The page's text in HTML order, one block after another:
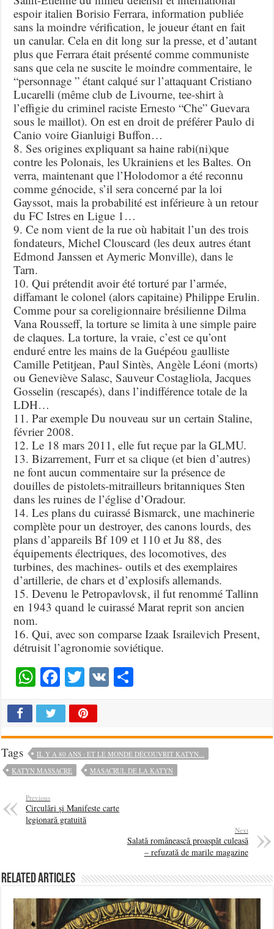
espoir italien Borisio Ferrara, information publiée
sans la moindre vérification, le joueur étant en fait
un canular. Cela en dit long sur la presse, et d’autant
plus que Ferrara était présenté comme communiste
sans que cela ne suscite le moindre commentaire, le
“personnage ” étant calqué sur l’attaquant Cristiano
Lucarelli (même club de Livourne, tee-shirt à
l’effigie du criminel raciste Ernesto “Che” Guevara
sous le maillot). On est en droit de préférer Paulo di
Canio voire Gianluigi Buffon…
8. Ses origines expliquant sa haine rabi(ni)que
contre les Polonais, les Ukrainiens et les Baltes. On
verra, maintenant que l’Holodomor a été reconnu
comme génocide, s’il sera concerné par la loi
Gayssot, mais la probabilité est inférieure à un retour
du FC Istres en Ligue 1…
9. Ce nom vient de la rue où habitait l’un des trois
fondateurs, Michel Clouscard (les deux autres étant
Edmond Janssen et Aymeric Monville), dans le
Tarn.
10. Qui prétendit avoir été torturé par l’armée,
diffamant le colonel (alors capitaine) Philippe Erulin.
Comme pour sa coreligionnaire brésilienne Dilma
Vana Rousseff, la torture se limita à une simple paire
de claques. La torture, la vraie, c’est ce qu’ont
enduré entre les mains de la Guépéou gaulliste
Camille Petitjean, Paul Sintès, Angèle Léoni (morts)
ou Geneviève Salasc, Sauveur Costagliola, Jacques
Gosselin (rescapés), dans l’indifférence totale de la
LDH…
11. Par exemple Du nouveau sur un certain Staline,
février 2008.
12. Le 18 mars 2011, elle fut reçue par la GLMU.
13. Bizarrement, Furr et sa clique (et bien d’autres)
ne font aucun commentaire sur la présence de
douilles de pistolets-mitrailleurs britanniques Sten
dans les ruines de l’église d’Oradour.
14. Les plans du cuirassé Bismarck, une machinerie
complète pour un destroyer, des canons lourds, des
plans d’appareils Bf 109 et 110 et Ju 88, des
équipements électriques, des locomotives, des
turbines, des machines- outils et des exemplaires
d’artillerie, de chars et d’explosifs allemands.
15. Devenu le Petropavlovsk, il fut renommé Tallinn
en 1943 quand le cuirassé Marat reprit son ancien
nom.
16. Qui, avec son comparse Izaak Israilevich Present,
détruisit l’agronomie soviétique.
WhatsApp
Facebook
Twitter
VK
Tags
IL Y A 80 ANS : ET LE MONDE DÉCOUVRIT KATYN...
KATYN MASSACRE
MASACRUL DE LA KATYN
Previous
Circulări și Manifeste carte
legionară gratuită
Next
Salată românească proaspăt culeasă
– refuzată de marile magazine
Related Articles